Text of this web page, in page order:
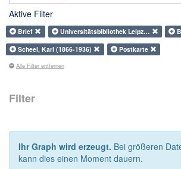
Aktive Filter
Brief Universitätsbibliothek Leipz…
Scheel, Karl (1866-1936)
Postkarte
Alle Filter entfernen
Filter
Ihr Graph wird erzeugt. Bei größeren
kann dies einen Moment dauern.